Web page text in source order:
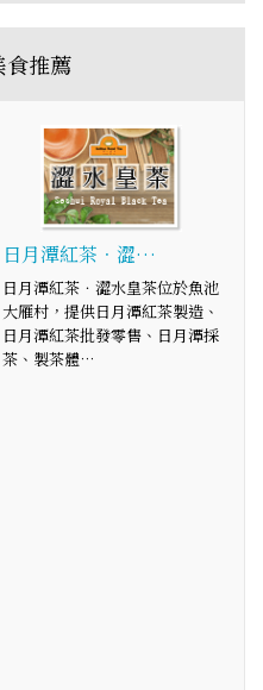
食推薦
日月潭紅茶．澀…
日月潭紅茶．澀水皇茶位於魚池
大雁村，提供日月潭紅茶製造、
日月潭紅茶批發零售、日月潭採
茶、製茶體…